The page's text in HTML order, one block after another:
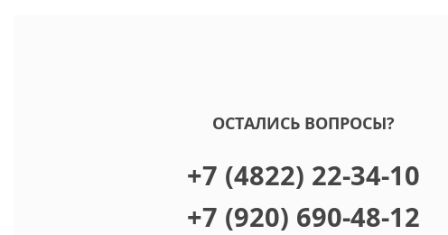
ОСТАЛИСЬ ВОПРОСЫ?
+7 (4822) 22-34-10
+7 (920) 690-48-12